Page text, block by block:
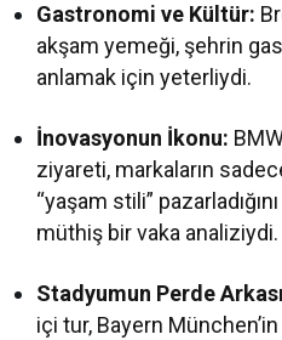
Gastronomi ve Kültür:
akşam yemeği, şehrin
anlamak için yeterliydi.
İnovasyonun İkonu:
ziyareti, markaların
“yaşam stili”
müthiş bir vaka analiziydi.
Stadyumun Perde
içi tur, Bayern